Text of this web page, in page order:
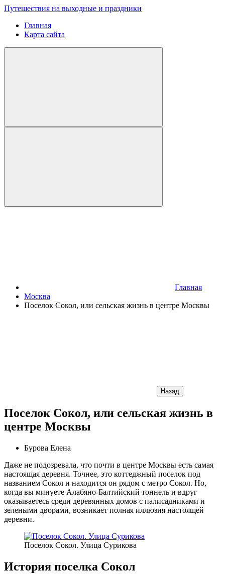
Путешествия на выходные и праздники
Главная
Карта сайта
Главная
Москва
Поселок Сокол, или сельская жизнь в центре Москвы
Назад
Поселок Сокол, или сельская жизнь в
центре Москвы
Бурова Елена
Даже не подозревала, что почти в центре Москвы есть самая
настоящая деревня. Точнее, это коттеджный поселок под
названием Сокол и находится он рядом с метро Сокол. Но,
когда вы минуете Алабяно-Балтийский тоннель и вдруг
оказываетесь среди деревянных домов с палисадниками и
зелеными дворами, возникает полная иллюзия настоящей
деревни.
Поселок Сокол. Улица Сурикова
История поселка Сокол